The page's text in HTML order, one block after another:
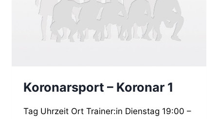
Koronarsport – Koronar 1
Tag Uhrzeit Ort Trainer:in Dienstag 19:00 –